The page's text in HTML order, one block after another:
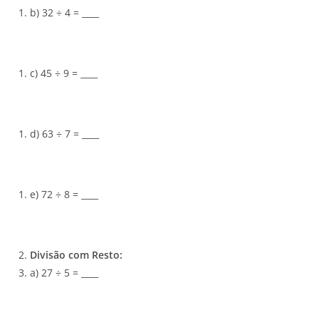
b) 32 ÷ 4 = ____
c) 45 ÷ 9 = ____
d) 63 ÷ 7 = ____
e) 72 ÷ 8 = ____
Divisão com Resto:
a) 27 ÷ 5 = ____